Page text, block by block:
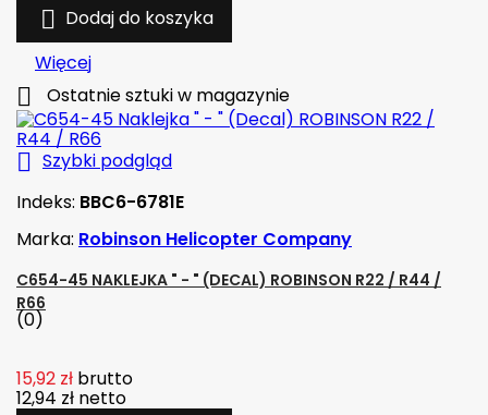
 Dodaj do koszyka
Więcej
 Ostatnie sztuki w magazynie
 Szybki podgląd
Indeks: BBC6-6781E
Marka: Robinson Helicopter Company
C654-45 NAKLEJKA " - " (DECAL) ROBINSON R22 / R44 /
R66
(0)
15,92 zł brutto
12,94 zł netto